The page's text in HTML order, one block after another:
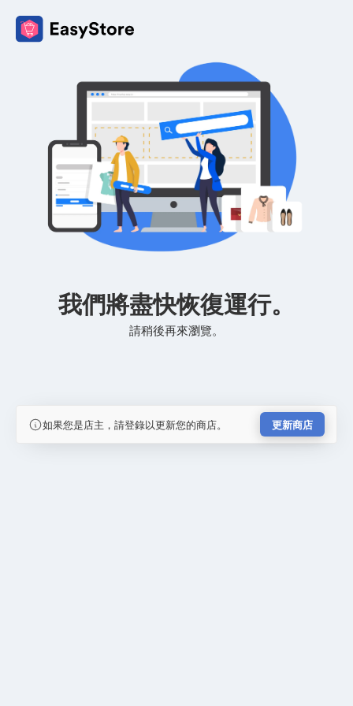
我們將盡快恢復運行。
請稍後再來瀏覽。
如果您是店主，請登錄以更新您的商店。 更新商店